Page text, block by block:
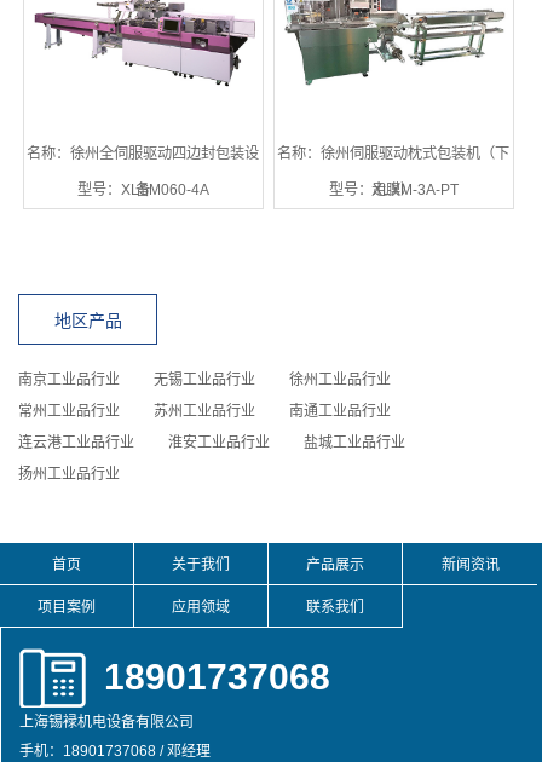
名称：徐州全伺服驱动四边封包装设
备
型号：XLSM060-4A
名称：徐州伺服驱动枕式包装机（下
走膜）
型号：XLXM-3A-PT
地区产品
南京工业品行业 无锡工业品行业
徐州工业品行业
常州工业品行业
苏州工业品行业
南通工业品行业
连云港工业品行业
淮安工业品行业
盐城工业品行业
扬州工业品行业
首页 关于我们 产品展示 新闻资讯
项目案例 应用领域 联系我们
18901737068
上海锡䘵机电设备有限公司
手机：18901737068 / 邓经理